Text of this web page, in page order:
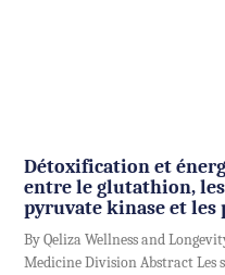
Détoxification et
entre le glutathion,
pyruvate kinase et les
By Qeliza Wellness and
Medicine Division Abstract Les